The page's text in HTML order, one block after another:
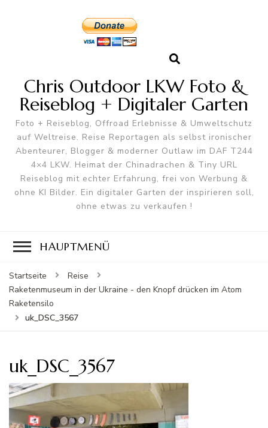
Chris Outdoor LKW Foto &
Reiseblog + Digitaler Garten
Foto + Reiseblog, Offroad Erlebnisse & Umweltschutz
auf Weltreise. Reise Reportagen als selbst ironischer
Abenteurer, Blogger & moderner Outlaw im DAF T244
4×4 LKW. Heimat der Chinadrachen & Tiny URL
Reiseblog mit echter Erfahrung, frei von Werbung &
ohne KI Bilder. Ein digitaler Garten der inspirieren soll,
ohne etwas zu verkaufen !
HAUPTMENÜ
Startseite
Reise
Raketenmuseum in der Ukraine - den Knopf drücken im Atom
Raketensilo
uk_DSC_3567
uk_DSC_3567